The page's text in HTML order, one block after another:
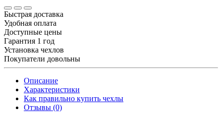
Быстрая доставка
Удобная оплата
Доступные цены
Гарантия 1 год
Установка чехлов
Покупатели довольны
Описание
Характеристики
Как правильно купить чехлы
Отзывы (0)